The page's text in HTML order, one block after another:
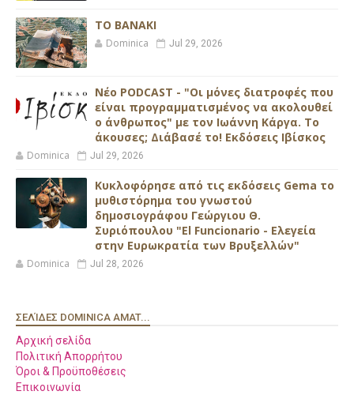
ΤΟ ΒΑΝΑΚΙ
Dominica Jul 29, 2026
Νέο PODCAST - "Οι μόνες διατροφές που
είναι προγραμματισμένος να ακολουθεί
ο άνθρωπος" με τον Ιωάννη Κάργα. Το
άκουσες; Διάβασέ το! Εκδόσεις Ιβίσκος
Dominica Jul 29, 2026
Κυκλοφόρησε από τις εκδόσεις Gema το
μυθιστόρημα του γνωστού
δημοσιογράφου Γεώργιου Θ.
Συριόπουλου "El Funcionario - Ελεγεία
στην Ευρωκρατία των Βρυξελλών"
Dominica Jul 28, 2026
ΣΕΛΊΔΕΣ DOMINICA AMAT...
Αρχική σελίδα
Πολιτική Απορρήτου
Όροι & Προϋποθέσεις
Επικοινωνία